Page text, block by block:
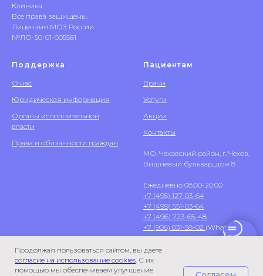
Продолжая пользоваться сайтом, вы даете
согласие на использование cookies. С их
помощью мы обеспечиваем улучшение
Клиника
Все права защищены.
Лицензия МОЗ России:
№ЛО-50-01-005581
Поддержка
О нас
Юридическая информация
Органы исполнительной
власти
Права и обязанности граждан
Пациентам
Врачи
Услуги
Акции
Контакты
МО, Чеховский район, г. Чехов,
Вишневый бульвар, дом 8
Ежедневно 08:00-20:00
+7 (495) 127-03-64
+7 (499) 551-03-64
+7 (496) 723-65-48
+7 (906) 031-58-02 (WhatsApp)